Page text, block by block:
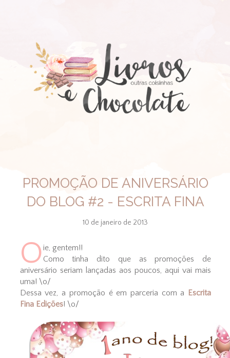
PROMOÇÃO DE ANIVERSÁRIO
DO BLOG #2 - ESCRITA FINA
10 de janeiro de 2013
Oie, gentem!!
Como tinha dito que as promoções de
aniversário seriam lançadas aos poucos, aqui vai mais
uma! \o/
Dessa vez, a promoção é em parceria com a Escrita
Fina Edições! \o/